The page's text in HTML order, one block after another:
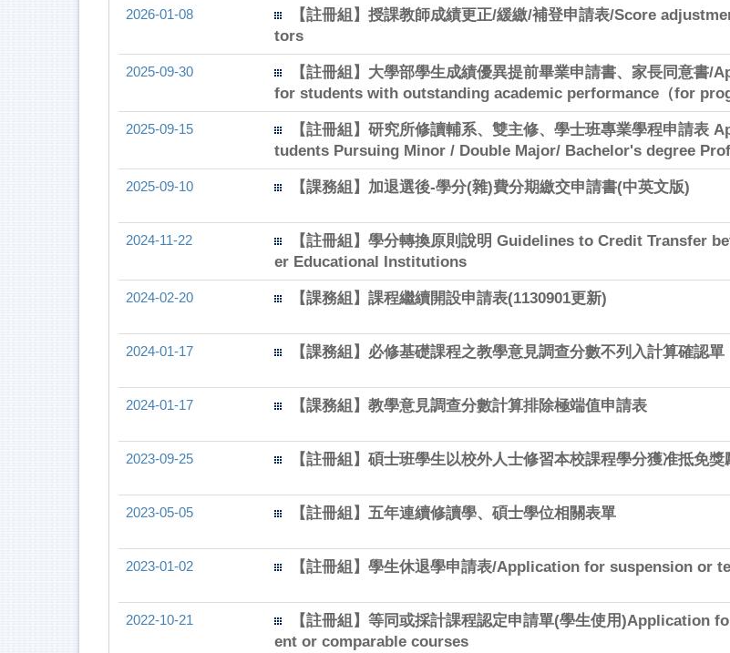
2026-01-08
【註冊組】授課教師成績更正/緩繳/補登申請表/Score
tors
2025-09-30
【註冊組】大學部學生成績優異提前畢業申請書、家長同意
for students with outstanding academic performance（for
2025-09-15
【註冊組】研究所修讀輔系、雙主修、學士班專業學程申請
tudents Pursuing Minor / Double Major/ Bachelor's degree
2025-09-10 【課務組】加退選後-學分(雜)費分期繳交申請書(中英文版)
2024-11-22
【註冊組】學分轉換原則說明 Guidelines to Credit Transfer
er Educational Institutions
2024-02-20 【課務組】課程繼續開設申請表(1130901更新)
2024-01-17 【課務組】必修基礎課程之教學意見調查分數不列入計算確認單
2024-01-17 【課務組】教學意見調查分數計算排除極端值申請表
2023-09-25 【註冊組】碩士班學生以校外人士修習本校課程學分獲准抵免
2023-05-05 【註冊組】五年連續修讀學、碩士學位相關表單
2023-01-02 【註冊組】學生休退學申請表/Application for suspension or
2022-10-21
【註冊組】等同或採計課程認定申請單(學生使用)Application
ent or comparable courses